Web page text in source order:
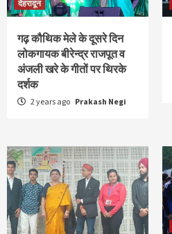
देहरादून
गढ़ कौथिक मेले के दूसरे दिन
लोकगायक बीरेन्द्र राजपूत व
अंजली खरे के गीतों पर थिरके
दर्शक
2 years ago Prakash Negi